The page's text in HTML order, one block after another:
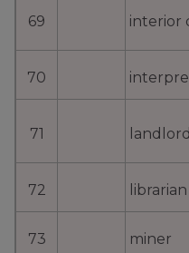
69 interior
70
71 landlord
72 librarian
73 miner